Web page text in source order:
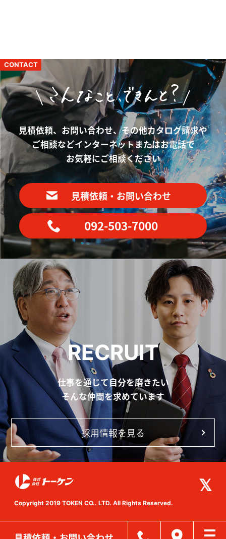
CONTACT
見積依頼、お問い合わせ、その他カタログ請求や
ご相談などインターネットまたはお電話で
お気軽にご相談ください
見積依頼・お問い合わせ
092-503-7000
RECRUIT
仕事を通じて自分を磨きたい
そんな仲間を求めています
採用情報を見る
Copyright 2019 TOKEN CO.. LTD. All Rights Reserved.